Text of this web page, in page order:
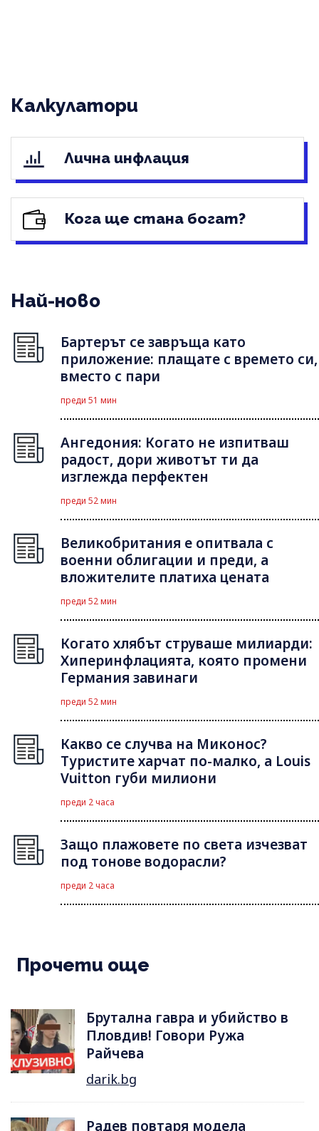
Калкулатори
Лична инфлация
Кога ще стана богат?
Най-ново
Бартерът се завръща като
приложение: плащате с времето си,
вместо с пари
преди 51 мин
Ангедония: Когато не изпитваш
радост, дори животът ти да
изглежда перфектен
преди 52 мин
Великобритания е опитвала с
военни облигации и преди, а
вложителите платиха цената
преди 52 мин
Когато хлябът струваше милиарди:
Хиперинфлацията, която промени
Германия завинаги
преди 52 мин
Какво се случва на Миконос?
Туристите харчат по-малко, а Louis
Vuitton губи милиони
преди 2 часа
Защо плажовете по света изчезват
под тонове водорасли?
преди 2 часа
Прочети още
Брутална гавра и убийство в
Пловдив! Говори Ружа
Райчева
darik.bg
Радев повтаря модела